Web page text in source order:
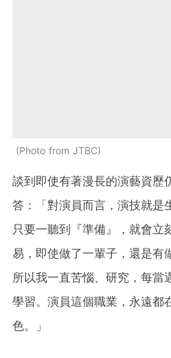
Photo from JTBC
談到即使有著漫長的演藝資歷
答：「對演員而言，演技就是
只要一聽到『準備』，就會立
易，即使做了一輩子，還是有
所以我一直苦惱、研究，每當
學習。演員這個職業，永遠都
色。」